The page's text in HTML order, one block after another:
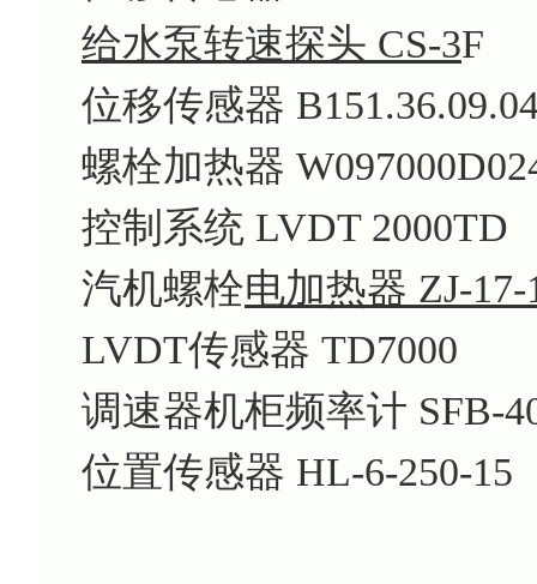
给水泵转速探头 CS-3F
位移传感器
螺栓加热器
控制系统 LVDT 2000TD
汽机螺栓电加热器 ZJ-17-
LVDT传感器 TD7000
调速器机柜频率计 SFB-
位置传感器 HL-6-250-15